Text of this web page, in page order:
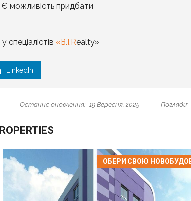
можливість придбати
спеціалістів «B.I.Realty»
LinkedIn
Останнє оновлення: 19 Вересня, 2025 Погляди:
ОБЕРИ СВОЮ